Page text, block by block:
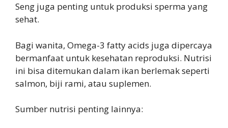
Seng juga penting untuk produksi sperma yang
sehat.
Bagi wanita, Omega-3 fatty acids juga dipercaya
bermanfaat untuk kesehatan reproduksi. Nutrisi
ini bisa ditemukan dalam ikan berlemak seperti
salmon, biji rami, atau suplemen.
Sumber nutrisi penting lainnya: